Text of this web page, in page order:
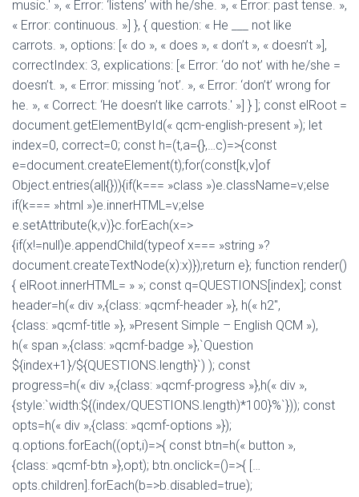
music.' », « Error: ‘listens’ with he/she. », « Error: past tense. »,
« Error: continuous. »] }, { question: « He ___ not like
carrots. », options: [« do », « does », « don’t », « doesn’t »],
correctIndex: 3, explications: [« Error: ‘do not’ with he/she =
doesn’t. », « Error: missing ‘not’. », « Error: ‘don’t’ wrong for
he. », « Correct: ‘He doesn’t like carrots.' »] } ]; const elRoot =
document.getElementById(« qcm-english-present »); let
index=0, correct=0; const h=(t,a={},…c)=>{const
e=document.createElement(t);for(const[k,v]of
Object.entries(a||{})){if(k=== »class »)e.className=v;else
if(k=== »html »)e.innerHTML=v;else
e.setAttribute(k,v)}c.forEach(x=>
{if(x!=null)e.appendChild(typeof x=== »string »?
document.createTextNode(x):x)});return e}; function render()
{ elRoot.innerHTML= » »; const q=QUESTIONS[index]; const
header=h(« div »,{class: »qcmf-header »}, h(« h2″,
{class: »qcmf-title »}, »Present Simple – English QCM »),
h(« span »,{class: »qcmf-badge »},`Question
${index+1}/${QUESTIONS.length}`) ); const
progress=h(« div »,{class: »qcmf-progress »},h(« div »,
{style:`width:${(index/QUESTIONS.length)*100}%`})); const
opts=h(« div »,{class: »qcmf-options »});
q.options.forEach((opt,i)=>{ const btn=h(« button »,
{class: »qcmf-btn »},opt); btn.onclick=()=>{ […
opts.children].forEach(b=>b.disabled=true);